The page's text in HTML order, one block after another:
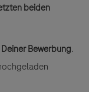
beiden
Bewerbung.